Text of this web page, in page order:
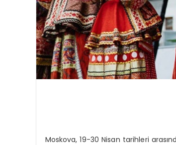
Moskova, 19-30 Nisan tarihleri